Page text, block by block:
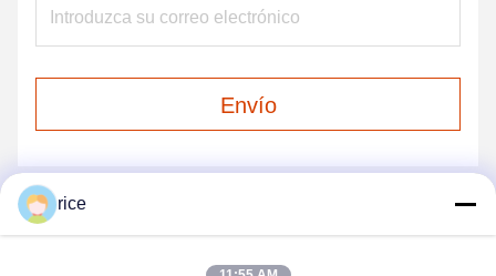
Envío
NUESTROS PRODUCTOS
rice